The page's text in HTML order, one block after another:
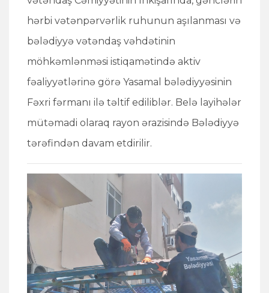
hərbi vətənpərvərlik ruhunun aşılanması və
bələdiyyə vətəndaş vəhdətinin
möhkəmlənməsi istiqamətində aktiv
fəaliyyətlərinə görə Yasamal bələdiyyəsinin
Fəxri fərmanı ilə təltif ediliblər. Belə layihələr
mütəmadi olaraq rayon ərazisində Bələdiyyə
tərəfindən davam etdirilir.